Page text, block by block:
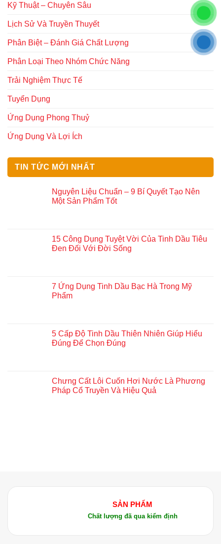
Kỹ Thuật – Chuyên Sâu
Lịch Sử Và Truyền Thuyết
Phân Biệt – Đánh Giá Chất Lượng
Phân Loại Theo Nhóm Chức Năng
Trải Nghiệm Thực Tế
Tuyển Dụng
Ứng Dụng Phong Thuỷ
Ứng Dụng Và Lợi Ích
TIN TỨC MỚI NHẤT
Nguyên Liệu Chuẩn – 9 Bí Quyết Tạo Nên
Một Sản Phẩm Tốt
15 Công Dụng Tuyệt Vời Của Tinh Dầu Tiêu
Đen Đối Với Đời Sống
7 Ứng Dụng Tinh Dầu Bạc Hà Trong Mỹ
Phẩm
5 Cấp Độ Tinh Dầu Thiên Nhiên Giúp Hiểu
Đúng Để Chọn Đúng
Chưng Cất Lôi Cuốn Hơi Nước Là Phương
Pháp Cổ Truyền Và Hiệu Quả
SẢN PHẨM
Chất lượng đã qua kiểm định